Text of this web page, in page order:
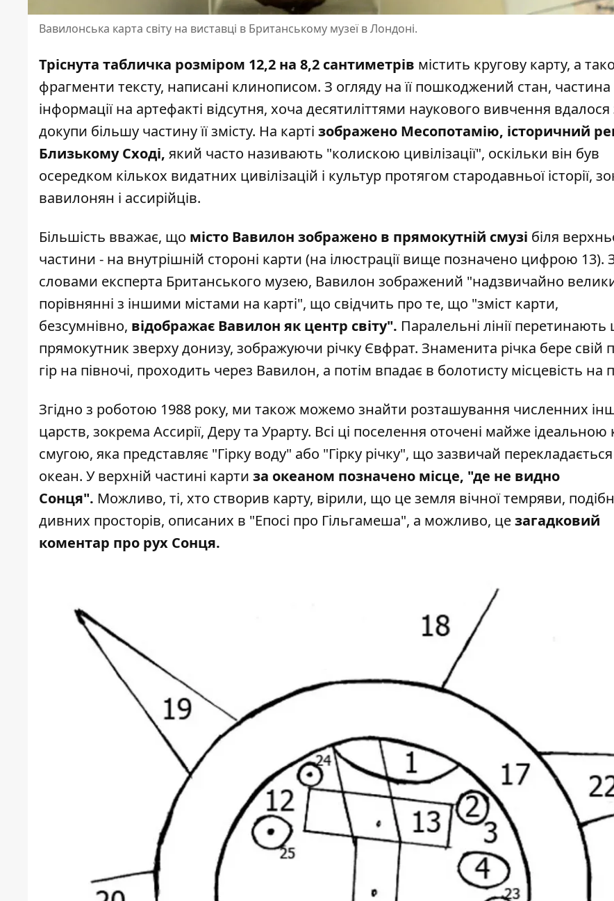
Вавилонська карта світу на виставці в Британському музеї в Лондоні.
Тріснута табличка розміром 12,2 на 8,2 сантиметрів містить кругову карту, а
фрагменти тексту, написані клинописом. З огляду на її пошкоджений стан, частина
інформації на артефакті відсутня, хоча десятиліттями наукового вивчення вдалося
докупи більшу частину її змісту. На карті зображено Месопотамію, історичний
Близькому Сході, який часто називають "колискою цивілізації", оскільки він був
осередком кількох видатних цивілізацій і культур протягом стародавньої історії,
вавилонян і ассирійців.
Більшість вважає, що місто Вавилон зображено в прямокутній смузі біля
частини - на внутрішній стороні карти (на ілюстрації вище позначено цифрою 13).
словами експерта Британського музею, Вавилон зображений "надзвичайно
порівнянні з іншими містами на карті", що свідчить про те, що "зміст карти,
безсумнівно, відображає Вавилон як центр світу". Паралельні лінії перетинають
прямокутник зверху донизу, зображуючи річку Євфрат. Знаменита річка бере свій
гір на півночі, проходить через Вавилон, а потім впадає в болотисту місцевість на
Згідно з роботою 1988 року, ми також можемо знайти розташування численних
царств, зокрема Ассирії, Деру та Урарту. Всі ці поселення оточені майже ідеальною
смугою, яка представляє "Гірку воду" або "Гірку річку", що зазвичай
океан. У верхній частині карти за океаном позначено місце, "де не видно
Сонця". Можливо, ті, хто створив карту, вірили, що це земля вічної темряви,
дивних просторів, описаних в "Епосі про Гільгамеша", а можливо, цезагадковий
коментар про рух Сонця.